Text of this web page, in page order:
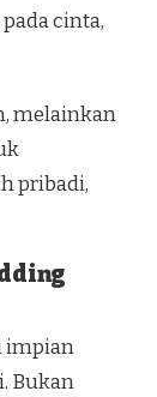
cinta,
melainkan
pribadi,
impian
Bukan